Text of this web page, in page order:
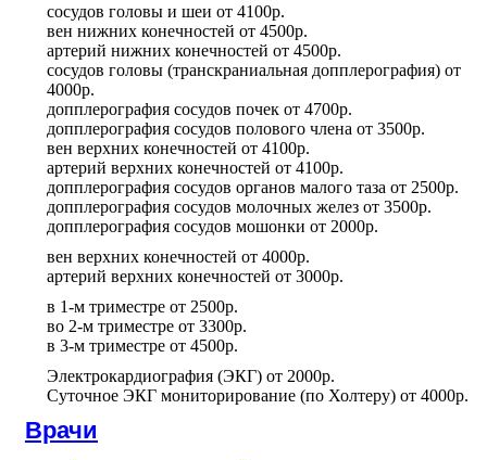
сосудов головы и шеи от 4100р.
вен нижних конечностей от 4500р.
артерий нижних конечностей от 4500р.
сосудов головы (транскраниальная допплерография) от
4000р.
допплерография сосудов почек от 4700р.
допплерография сосудов полового члена от 3500р.
вен верхних конечностей от 4100р.
артерий верхних конечностей от 4100р.
допплерография сосудов органов малого таза от 2500р.
допплерография сосудов молочных желез от 3500р.
допплерография сосудов мошонки от 2000р.
вен верхних конечностей от 4000р.
артерий верхних конечностей от 3000р.
в 1-м триместре от 2500р.
во 2-м триместре от 3300р.
в 3-м триместре от 4500р.
Электрокардиография (ЭКГ) от 2000р.
Суточное ЭКГ мониторирование (по Холтеру) от 4000р.
Врачи